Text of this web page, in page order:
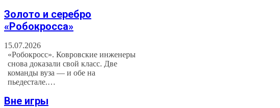
Золото и серебро
«Робокросса»
15.07.2026
«Робокросс». Ковровские инженеры
снова доказали свой класс. Две
команды вуза — и обе на
пьедестале.…
Вне игры